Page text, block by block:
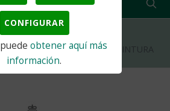
CONFIGURAR
obtener aquí más
información.
Turismo EXPOSICIÓN DE PINTURA